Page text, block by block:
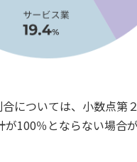
については、小数点第
100％とならない場合が